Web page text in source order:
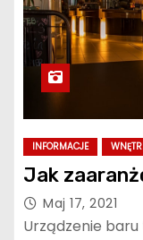
INFORMACJE
Jak
Maj 17, 2021
Urządzenie